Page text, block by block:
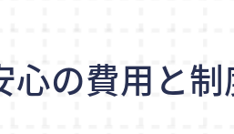
心の費用と